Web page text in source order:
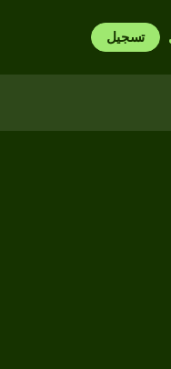
تسجيل